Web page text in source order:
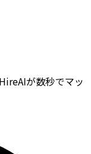
が数秒でマッ